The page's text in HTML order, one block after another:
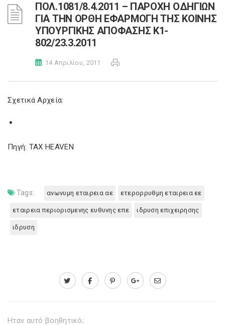
ΠΟΛ.1081/8.4.2011 – ΠΑΡΟΧΗ ΟΔΗΓΙΩΝ
ΓΙΑ ΤΗΝ ΟΡΘΗ ΕΦΑΡΜΟΓΗ ΤΗΣ ΚΟΙΝΗΣ
ΥΠΟΥΡΓΙΚΗΣ ΑΠΟΦΑΣΗΣ K1-
802/23.3.2011
14 Απριλίου, 2011
Σχετικά Αρχεία:
Πηγή: TAX HEAVEN
Tags: ανωνυμη εταιρεια αε ετερορρυθμη εταιρεια εε
εταιρεια περιορισμενης ευθυνης επε ιδρυση επιχειρησης
ιδρυση
Ηταν αυτό βοηθητικό;